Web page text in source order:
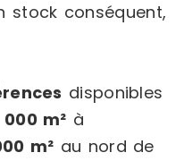
stock conséquent,
disponibles
000 m² à
m² au nord de